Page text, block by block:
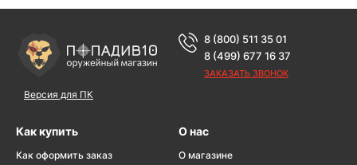
Версия для ПК
8 (800) 511 35 01
8 (499) 677 16 37
ЗАКАЗАТЬ ЗВОНОК
Как купить
Как оформить заказ
О нас
О магазине